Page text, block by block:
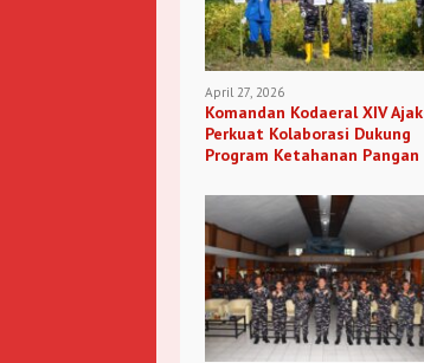
April 27, 2026
Komandan Kodaeral XIV Ajak
Perkuat Kolaborasi Dukung
Program Ketahanan Pangan